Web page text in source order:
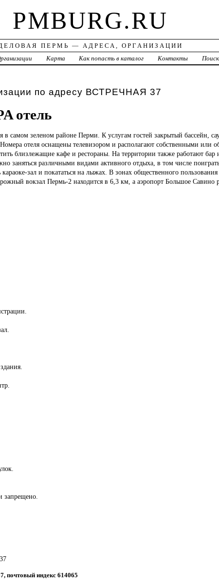
PMBURG.RU
ПЕРМЬ — АДРЕСА, ОРГАНИЗАЦИИ
Карта Как попасть в каталог Контакты Поиск
по адресу ВСТРЕЧНАЯ 37
отель
в самом зеленом районе Перми. К услугам гостей закрытый бассейн,
отеля оснащены телевизором и располагают собственными или
близлежащие кафе и рестораны. На территории также работают бар
заняться различными видами активного отдыха, в том числе
зал и покататься на лыжах. В зонах общественного пользования
вокзал Пермь-2 находится в 6,3 км, а аэропорт Большое Савино
запрещено.
почтовый индекс 614065